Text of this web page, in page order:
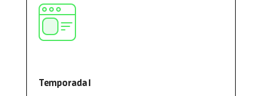
Temporada 1